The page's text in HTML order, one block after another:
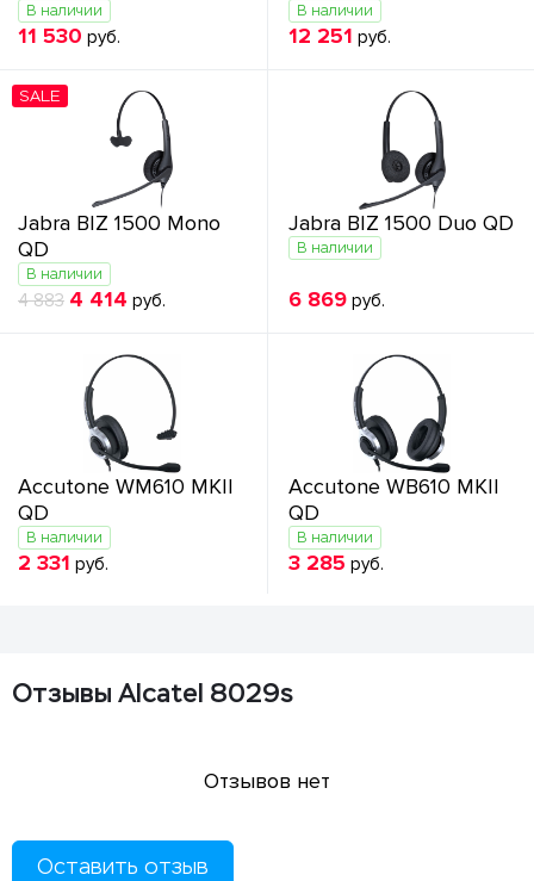
В наличии
11 530 руб.
В наличии
12 251 руб.
SALE
Jabra BIZ 1500 Mono
QD
В наличии
4 883 4 414 руб.
Jabra BIZ 1500 Duo QD
В наличии
6 869руб.
Accutone WM610 MKII
QD
В наличии
2 331 руб.
Accutone WB610 MKII
QD
В наличии
3 285 руб.
Отзывы Alcatel 8029s
Отзывов нет
Оставить отзыв